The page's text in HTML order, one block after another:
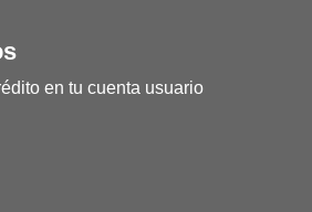
en tu cuenta usuario